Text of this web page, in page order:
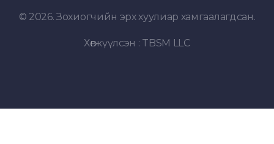
© 2026. Зохиогчийн эрх хуулиар хамгаалагдсан.
Хөгжүүлсэн : TBSM LLC